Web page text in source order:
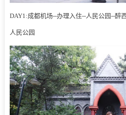
DAY1:成都机场--办理入住--人民公园--醉
人民公园